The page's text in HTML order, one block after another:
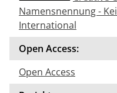
Namensnennung -
International
Open Access:
Open Access